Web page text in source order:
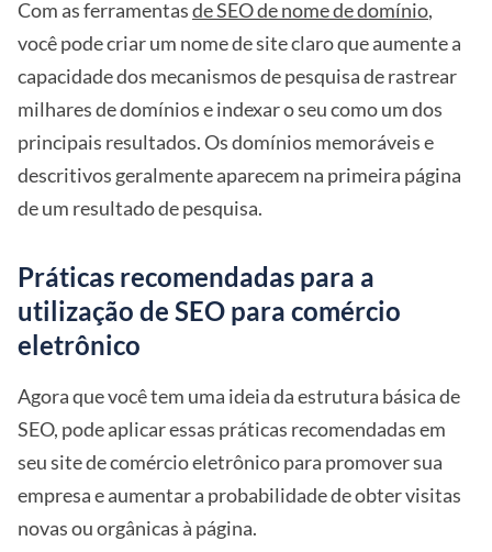
Com as ferramentasde SEO de nome de domínio,
você pode criar um nome de site claro que aumente a
capacidade dos mecanismos de pesquisa de rastrear
milhares de domínios e indexar o seu como um dos
principais resultados. Os domínios memoráveis e
descritivos geralmente aparecem na primeira página
de um resultado de pesquisa.
Práticas recomendadas para a
utilização de SEO para comércio
eletrônico
Agora que você tem uma ideia da estrutura básica de
SEO, pode aplicar essas práticas recomendadas em
seu site de comércio eletrônico para promover sua
empresa e aumentar a probabilidade de obter visitas
novas ou orgânicas à página.